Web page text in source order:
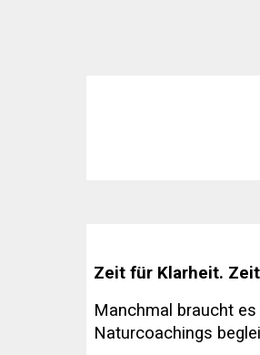
Zeit für Klarheit.
Manchmal braucht
Naturcoachings